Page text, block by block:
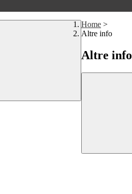
Home >
Altre info
Altre info